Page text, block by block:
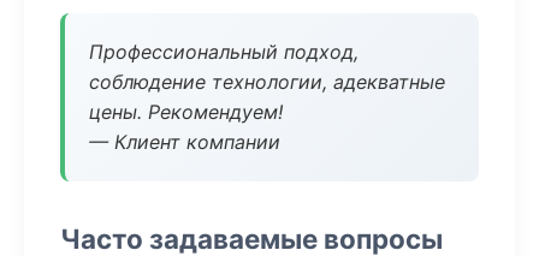
Профессиональный подход,
соблюдение технологии, адекватные
цены. Рекомендуем!
— Клиент компании
Часто задаваемые вопросы